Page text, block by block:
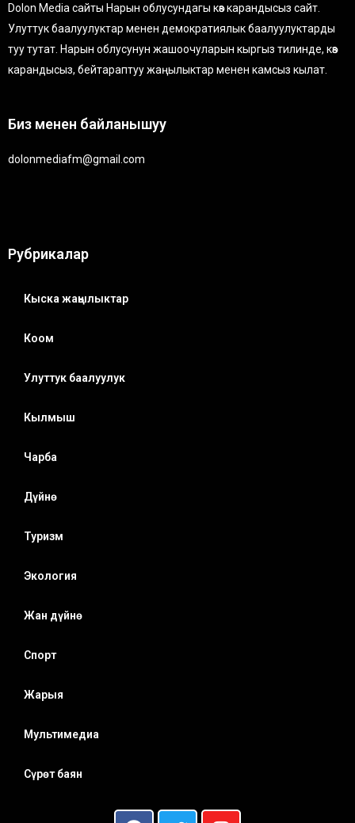
Dolon Media сайты Нарын облусундагы көз карандысыз сайт.
Улуттук баалуулуктар менен демократиялык баалуулуктарды
туу тутат. Нарын облусунун жашоочуларын кыргыз тилинде, көз
карандысыз, бейтараптуу жаңылыктар менен камсыз кылат.
Биз менен байланышуу
dolonmediafm@gmail.com
Рубрикалар
Кыска жаңылыктар
Коом
Улуттук баалуулук
Кылмыш
Чарба
Дүйнө
Туризм
Экология
Жан дүйнө
Спорт
Жарыя
Мультимедиа
Сүрөт баян